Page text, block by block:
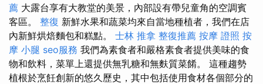
薦 大露台享有大教堂的美景，內部設有帶兒童角的空調賓
客區。 整復 新鮮水果和蔬菜均來自當地種植者，我們在店
內新鮮烘焙麵包和糕點。 士林 推拿 整復推薦 按摩 證照 按
摩 小腿 seo服務 我們為素食者和嚴格素食者提供美味的食
物和飲料，菜單上還提供無乳糖和無麩質菜餚。 這種趨勢
植根於烹飪創新的悠久歷史，其中包括使用食材各個部分的